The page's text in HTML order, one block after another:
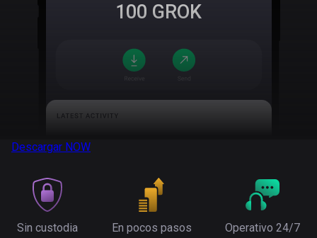
100 GROK
Descargar NOW
Sin custodia En pocos pasos Operativo 24/7